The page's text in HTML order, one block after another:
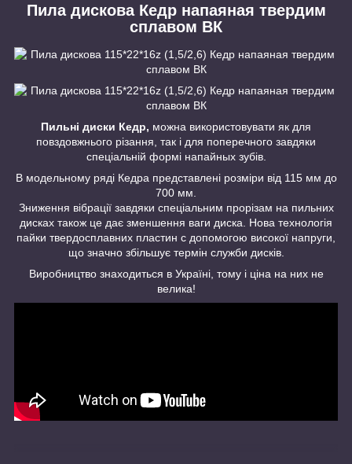
Пила дискова Кедр напаяная твердим
сплавом ВК
Пильні диски Кедр, можна використовувати як для
повздовжнього різання, так і для поперечного завдяки
спеціальній формі напайных зубів.
В модельному ряді Кедра представлені розміри від 115 мм до
700 мм.
Зниження вібрації завдяки спеціальним прорізам на пильних
дисках також це дає зменшення ваги диска. Нова технологія
пайки твердосплавних пластин c допомогою високої напруги,
що значно збільшує термін служби дисків.
Виробництво знаходиться в Україні, тому і ціна на них не
велика!